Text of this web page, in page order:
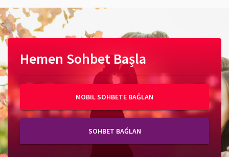
Hemen Sohbet Başla
MOBIL SOHBETE BAĞLAN
SOHBET BAĞLAN